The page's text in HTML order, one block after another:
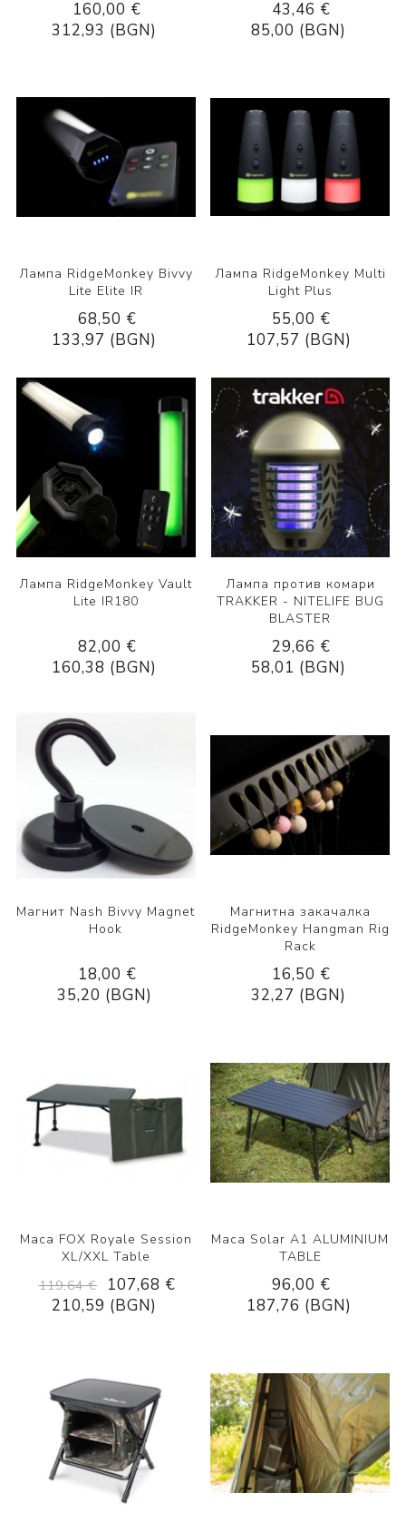
160,00 €
312,93 (BGN)
43,46 €
85,00 (BGN)
Лампа RidgeMonkey Bivvy
Lite Elite IR
68,50 €
133,97 (BGN)
Лампа RidgeMonkey Multi
Light Plus
55,00 €
107,57 (BGN)
Лампа RidgeMonkey Vault
Lite IR180
82,00 €
160,38 (BGN)
Лампа против комари
TRAKKER - NITELIFE BUG
BLASTER
29,66 €
58,01 (BGN)
Магнит Nash Bivvy Magnet
Hook
18,00 €
35,20 (BGN)
Магнитна закачалка
RidgeMonkey Hangman Rig
Rack
16,50 €
32,27 (BGN)
Маса FOX Royale Session
XL/XXL Table
119,64 €
107,68 €
210,59 (BGN)
Маса Solar A1 ALUMINIUM
TABLE
96,00 €
187,76 (BGN)